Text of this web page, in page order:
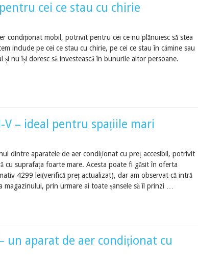
cei ce stau cu chirie
condiționat mobil, potrivit pentru cei ce nu plănuiesc să stea
include pe cei ce stau cu chirie, pe cei ce stau în cămine sau
și nu își doresc să investească în bunurile altor persoane.
V – ideal pentru spațiile mari
dintre aparatele de aer condiționat cu preț accesibil, potrivit
cu suprafața foarte mare. Acesta poate fi găsit în oferta
4299 lei(verifică preț actualizat), dar am observat că intră
magazinului, prin urmare ai toate șansele să îl prinzi …
un aparat de aer condiționat cu